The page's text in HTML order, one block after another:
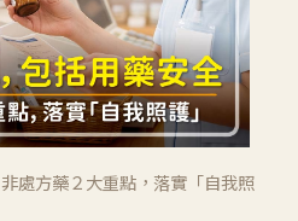
處方藥２大重點，落實「自我照